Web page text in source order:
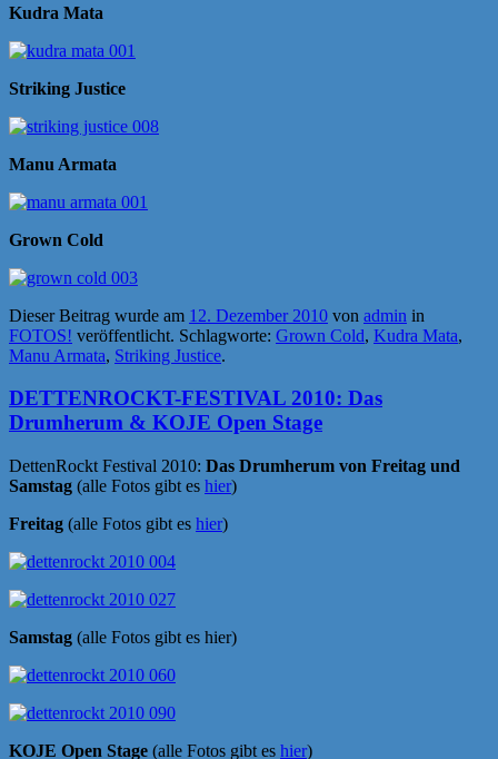
Kudra Mata
Striking Justice
Manu Armata
Grown Cold
Dieser Beitrag wurde am 12. Dezember 2010 von admin in
FOTOS! veröffentlicht. Schlagworte: Grown Cold, Kudra Mata,
Manu Armata, Striking Justice.
DETTENROCKT-FESTIVAL 2010: Das
Drumherum & KOJE Open Stage
DettenRockt Festival 2010: Das Drumherum von Freitag und
Samstag (alle Fotos gibt es hier)
Freitag (alle Fotos gibt es hier)
Samstag (alle Fotos gibt es hier)
KOJE Open Stage (alle Fotos gibt es hier)